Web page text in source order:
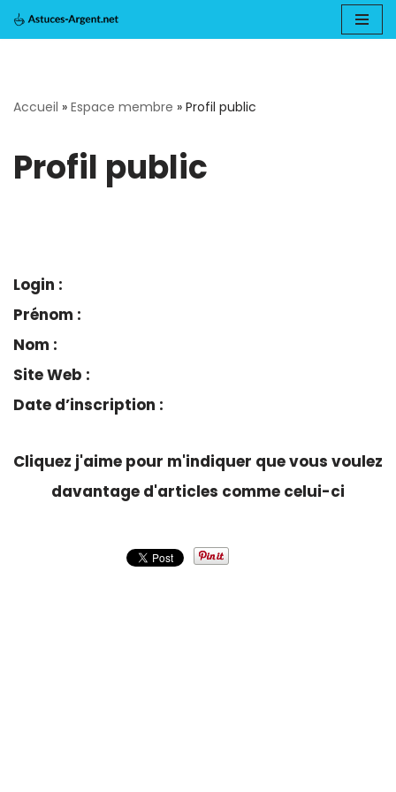
contenu
Accueil » Espace membre » Profil public
Profil public
Login :
Prénom :
Nom :
Site Web :
Date d’inscription :
Cliquez j'aime pour m'indiquer que vous voulez
davantage d'articles comme celui-ci